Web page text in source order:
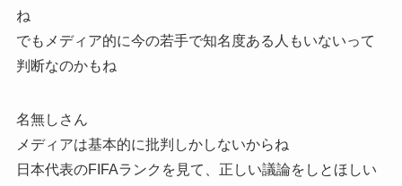
ね
でもメディア的に今の若手で知名度ある人もいないって
判断なのかもね
名無しさん
メディアは基本的に批判しかしないからね
日本代表のFIFAランクを見て、正しい議論をしとほしい